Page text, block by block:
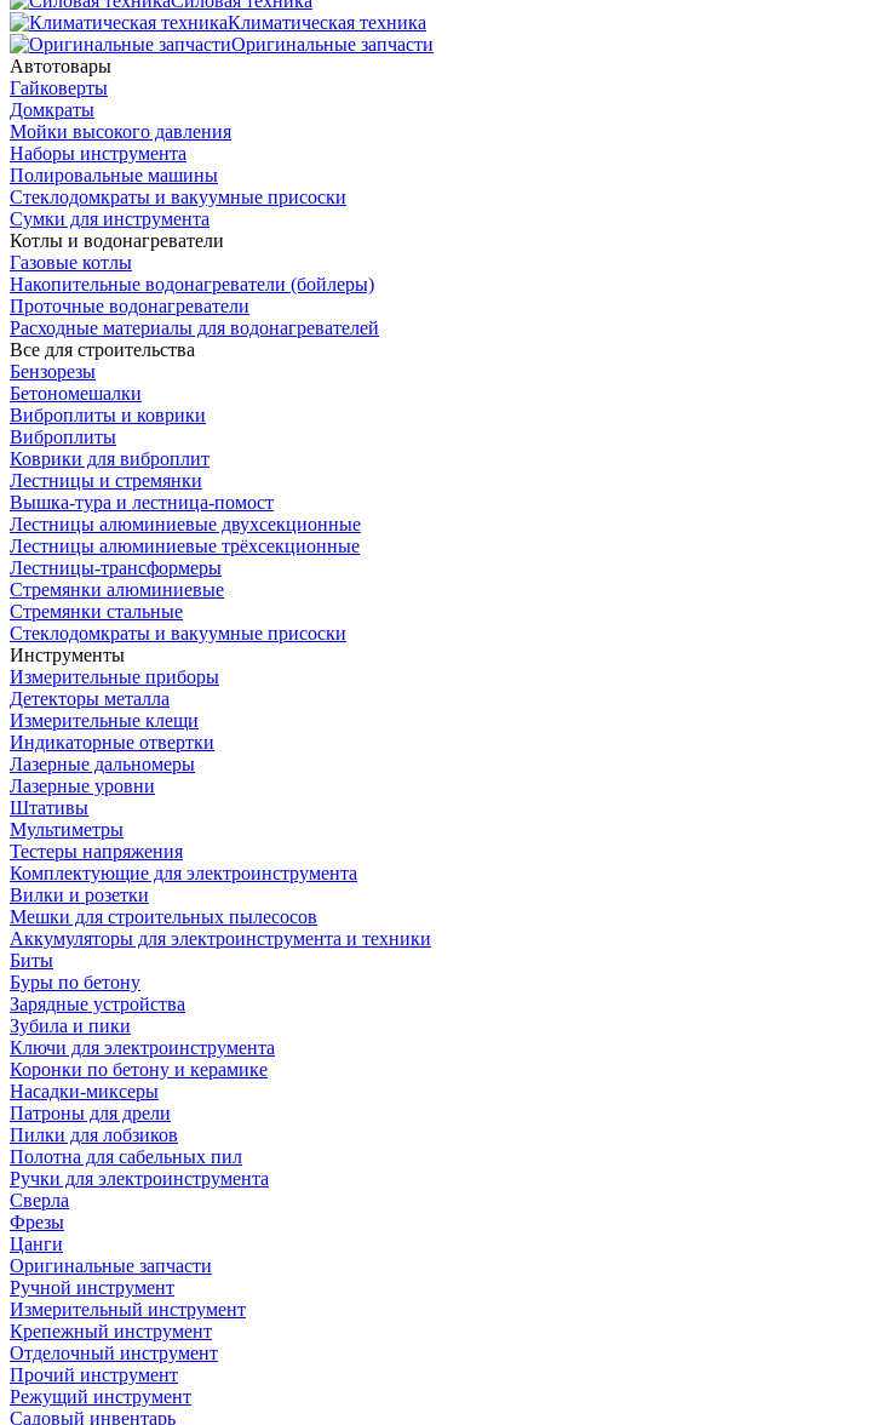
Климатическая техника
Оригинальные запчасти
Автотовары
Гайковерты
Домкраты
Мойки высокого давления
Наборы инструмента
Полировальные машины
Стеклодомкраты и вакуумные присоски
Сумки для инструмента
Котлы и водонагреватели
Газовые котлы
Накопительные водонагреватели (бойлеры)
Проточные водонагреватели
Расходные материалы для водонагревателей
Все для строительства
Бензорезы
Бетономешалки
Виброплиты и коврики
Виброплиты
Коврики для виброплит
Лестницы и стремянки
Вышка-тура и лестница-помост
Лестницы алюминиевые двухсекционные
Лестницы алюминиевые трёхсекционные
Лестницы-трансформеры
Стремянки алюминиевые
Стремянки стальные
Стеклодомкраты и вакуумные присоски
Инструменты
Измерительные приборы
Детекторы металла
Измерительные клещи
Индикаторные отвертки
Лазерные дальномеры
Лазерные уровни
Штативы
Мультиметры
Тестеры напряжения
Комплектующие для электроинструмента
Вилки и розетки
Мешки для строительных пылесосов
Аккумуляторы для электроинструмента и техники
Биты
Буры по бетону
Зарядные устройства
Зубила и пики
Ключи для электроинструмента
Коронки по бетону и керамике
Насадки-миксеры
Патроны для дрели
Пилки для лобзиков
Полотна для сабельных пил
Ручки для электроинструмента
Сверла
Фрезы
Цанги
Оригинальные запчасти
Ручной инструмент
Измерительный инструмент
Крепежный инструмент
Отделочный инструмент
Прочий инструмент
Режущий инструмент
Садовый инвентарь